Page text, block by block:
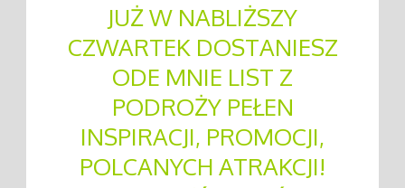
JUŻ W NABLIŻSZY
CZWARTEK DOSTANIESZ
ODE MNIE LIST Z
PODROŻY PEŁEN
INSPIRACJI, PROMOCJI,
POLCANYCH ATRAKCJI!